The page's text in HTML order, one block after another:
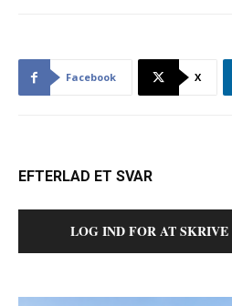
Facebook X
EFTERLAD ET SVAR
LOG IND FOR AT